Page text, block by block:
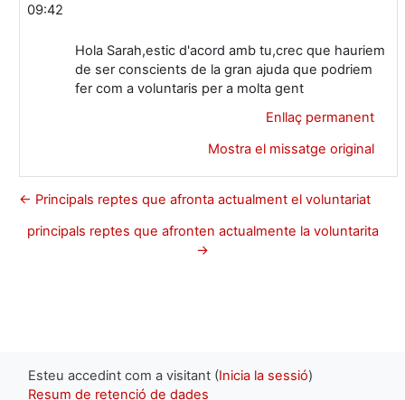
09:42
Hola Sarah,estic d'acord amb tu,crec que hauriem
de ser conscients de la gran ajuda que podriem
fer com a voluntaris per a molta gent
Enllaç permanent
Mostra el missatge original
← Principals reptes que afronta actualment el voluntariat
principals reptes que afronten actualmente la voluntarita
→
Esteu accedint com a visitant (Inicia la sessió)
Resum de retenció de dades